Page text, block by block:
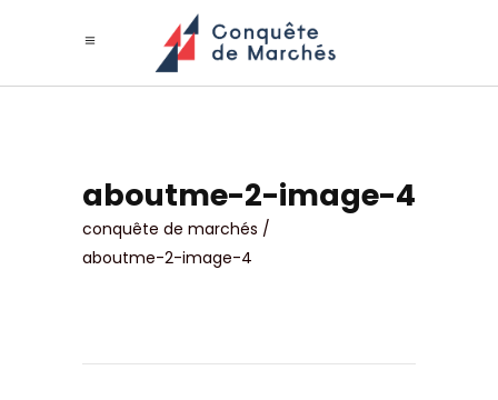
aboutme-2-image-4
conquête de marchés /
aboutme-2-image-4